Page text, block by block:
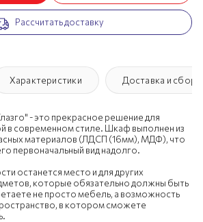
Рассчитать доставку
Характеристики Доставка и
- это прекрасное решение для
в современном стиле. Шкаф выполнен из
материалов (ЛДСП (16мм), МДФ), что
первоначальный вид надолго.
останется место и для других
которые обязательно должны быть
не просто мебель, а возможность
в котором сможете